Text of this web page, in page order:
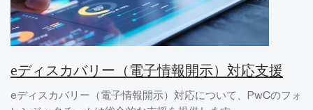
eディスカバリー（電子情報開示）対応支援
eディスカバリー（電子情報開示）対応について、PwCのフォ